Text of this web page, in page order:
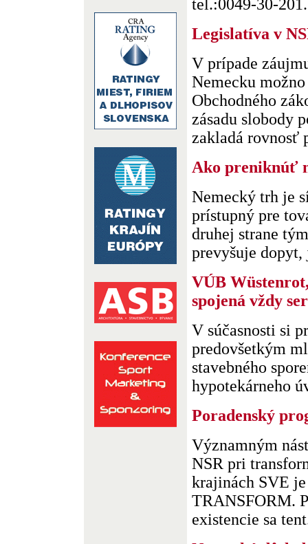
tel.:0049-30-
Legislatíva v
V prípade
Nemecku
Obchodného
zásadu slobody
zakladá rovnosť
Ako preniknúť
Nemecký trh je
prístupný pre
druhej strane
prevyšuje
VÚB
spojená vždy
V súčasnosti si
predovšetkým
stavebného
hypotekárneho
Poradenský
Významným
NSR pri
krajinách SVE
TRANSFORM.
existencie sa